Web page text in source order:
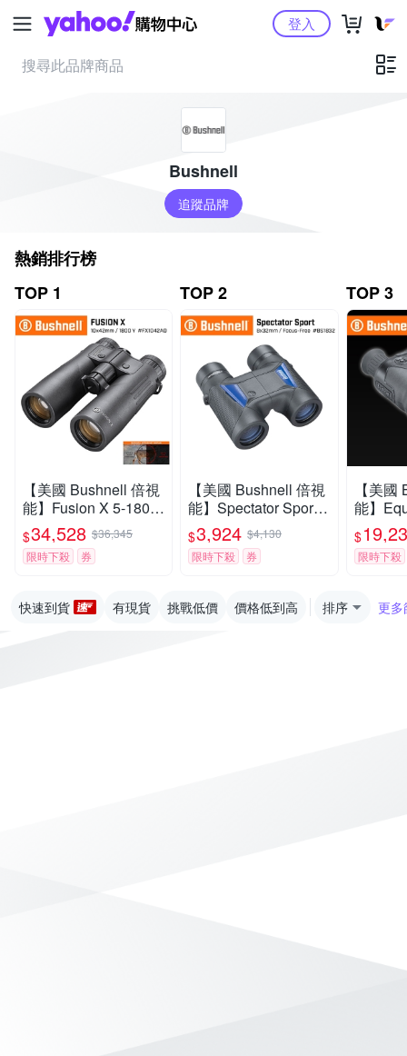
Yahoo購物中心登入
Bushnell
追蹤品牌
熱銷排行榜
TOP 1
【美國 Bushnell 倍視
能】Fusion X 5-1800
碼 10x42mm 智慧顯
色雷射測距雙筒望遠
鏡 FX1042AD
$34,528 $36,345
限時下殺
券
TOP 2
【美國 Bushnell 倍視
能】Spectator Sport
觀賽系列 8x32mm 中
型免調焦雙筒望遠鏡
BS1832 (公司貨)
$3,924 $4,130
限時下殺
券
TOP 3
【美
能】
夜系
日夜兩
夜視鏡
$
限時下殺
快速到貨 有現貨 挑戰低價 價格低到高 排序 更多